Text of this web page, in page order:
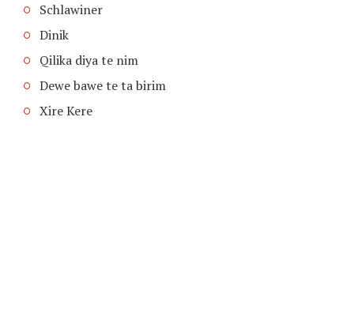
Schlawiner
Dinik
Qilika diya te nim
Dewe bawe te ta birim
Xire Kere